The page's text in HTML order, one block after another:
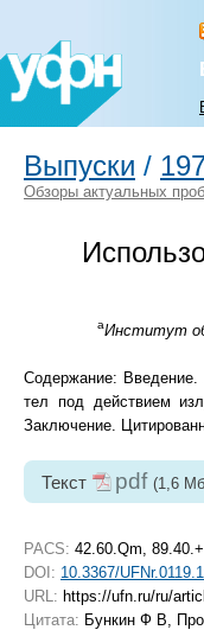
Выпуски /
Обзоры актуальных
аИнститут
Содержание: Введение.
тел под действием
Заключение.
Текст pdf (1,6
PACS: 42.60.Qm,
DOI: 10.3367/
URL: https://ufn.ru/ru/
Цитата: Бункин Ф В,